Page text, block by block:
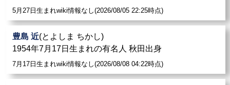
5月27日生まれwiki情報なし(2026/08/05 22:25時点)
豊島 近(とよしま ちかし)
1954年7月17日生まれの有名人 秋田出身
7月17日生まれwiki情報なし(2026/08/08 04:22時点)